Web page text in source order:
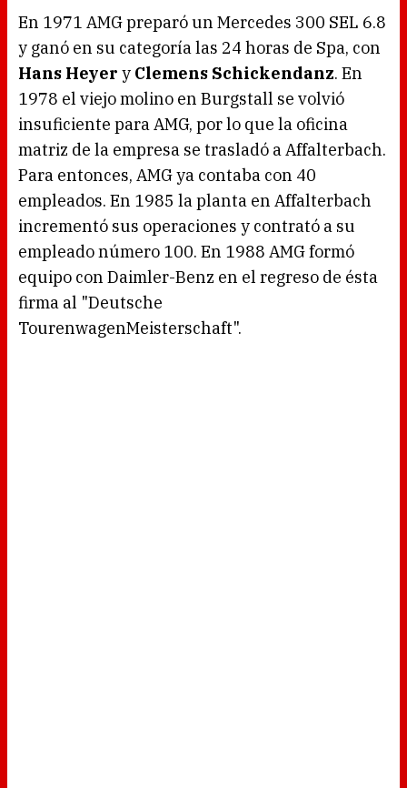
En 1971 AMG preparó un Mercedes 300 SEL 6.8
y ganó en su categoría las 24 horas de Spa, con
Hans Heyer y Clemens Schickendanz. En
1978 el viejo molino en Burgstall se volvió
insuficiente para AMG, por lo que la oficina
matriz de la empresa se trasladó a Affalterbach.
Para entonces, AMG ya contaba con 40
empleados. En 1985 la planta en Affalterbach
incrementó sus operaciones y contrató a su
empleado número 100. En 1988 AMG formó
equipo con Daimler-Benz en el regreso de ésta
firma al "Deutsche
TourenwagenMeisterschaft".